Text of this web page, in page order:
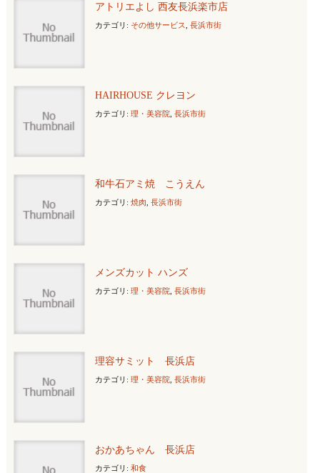
アトリエよし 西友長浜楽市店
カテゴリ: その他サービス 長浜市街
HAIRHOUSE クレヨン
カテゴリ: 理・美容院, 長浜市街
和牛石アミ焼 こうえん
カテゴリ: 焼肉 長浜市街
メンズカット ハンズ
カテゴリ: 理・美容院, 長浜市街
理容サミット 長浜店
カテゴリ: 理・美容院, 長浜市街
おかあちゃん 長浜店
カテゴリ: 和食